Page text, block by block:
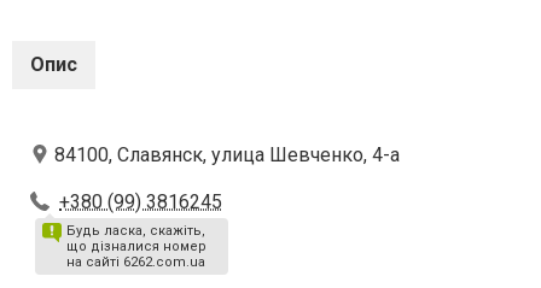
Опис
84100, Славянск, улица Шевченко, 4-а
+380 (99) 3816245
Будь ласка, скажіть,
що дізналися номер
на сайті 6262.com.ua